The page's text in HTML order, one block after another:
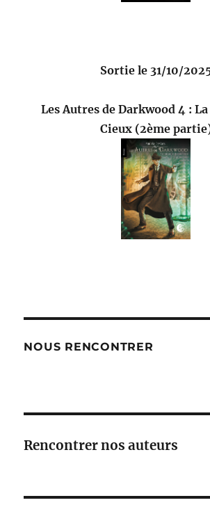
Sortie le 31/10/
Les Autres de Darkwood 4 : La
Cieux (2ème
NOUS RENCONTRER
Rencontrer nos auteurs